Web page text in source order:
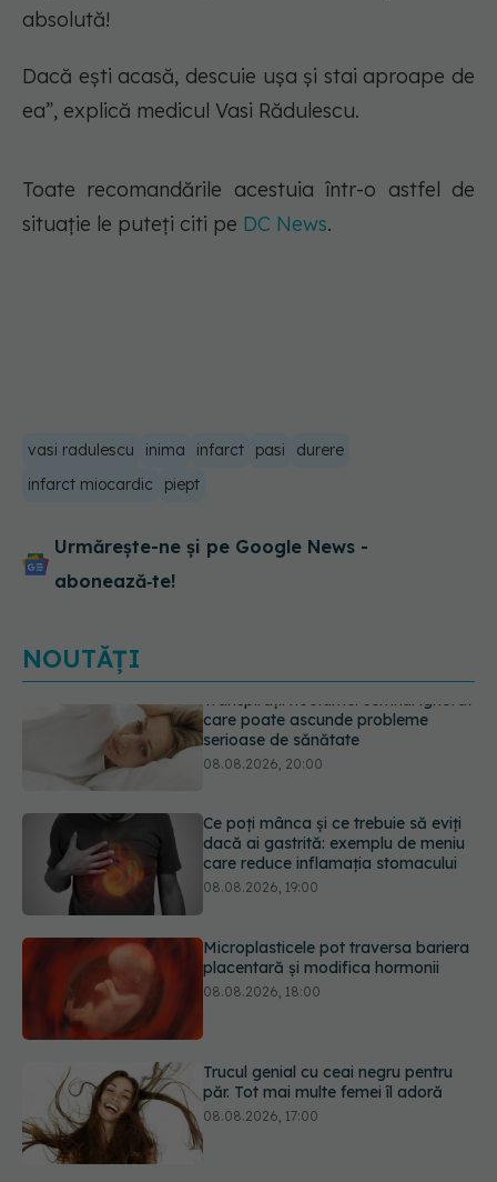
absolută!
Dacă ești acasă, descuie ușa și stai aproape de
ea”, explică medicul Vasi Rădulescu.
Toate recomandările acestuia într-o astfel de
situație le puteți citi pe DC News.
vasi radulescu inima infarct pasi
durere
infarct miocardic
piept
Urmărește-ne și pe Google News -
abonează‑te!
NOUTĂȚI
Ce poți mânca și ce trebuie să eviți
dacă ai gastrită: exemplu de meniu
care reduce inflamația stomacului
Microplasticele pot traversa bariera
placentară și modifica hormonii
Trucul genial cu ceai negru pentru
păr. Tot mai multe femei îl adoră
Medicamentul folosit de peste 60 de
ani care acționează într-un loc